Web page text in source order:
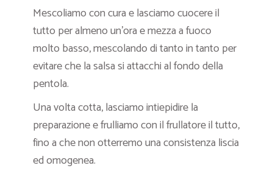
Mescoliamo con cura e lasciamo cuocere il
tutto per almeno un’ora e mezza a fuoco
molto basso, mescolando di tanto in tanto per
evitare che la salsa si attacchi al fondo della
pentola.
Una volta cotta, lasciamo intiepidire la
preparazione e frulliamo con il frullatore il tutto,
fino a che non otterremo una consistenza liscia
ed omogenea.